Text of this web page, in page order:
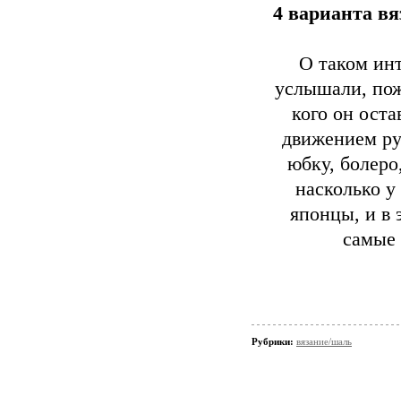
4 варианта
О таком
услышали,
кого он
движением
юбку,
насколько
японцы, и в
самые
Рубрики: вязание/шаль